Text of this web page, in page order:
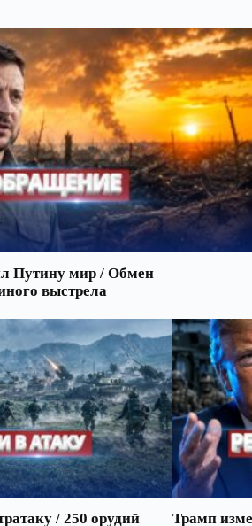
Путину мир / Обмен
выстрела
/ 250 орудий Трамп